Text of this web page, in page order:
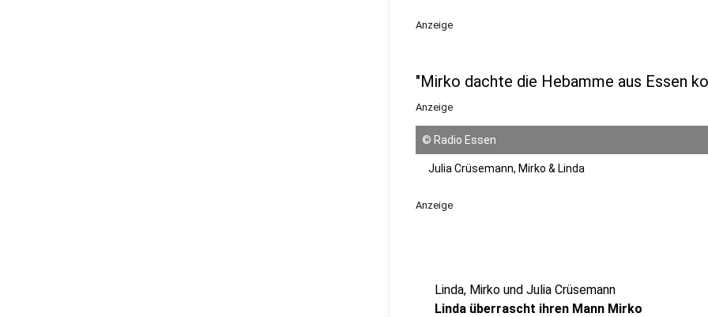
Anzeige
"Mirko dachte die Hebamme aus Essen
Anzeige
© Radio Essen
Julia Crüsemann, Mirko & Linda
Anzeige
Linda, Mirko und Julia Crüsemann
Linda überrascht ihren Mann Mirko